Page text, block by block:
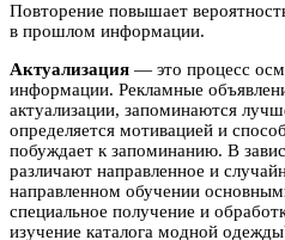
Повторение повышает
в прошлом информации.
Актуализация — это процесс
информации. Рекламные
актуализации, запоминаются
определяется мотивацией и
побуждает к запоминанию. В
различают направленное и
направленном обучении
специальное получение и
изучение каталога модной